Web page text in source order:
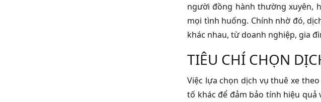
người đồng hành thường xuyên,
mọi tình huống. Chính nhờ đó,
khác nhau, từ doanh nghiệp, gia
TIÊU CHÍ CHỌN
Việc lựa chọn dịch vụ thuê xe
tố khác để đảm bảo tính hiệu quả